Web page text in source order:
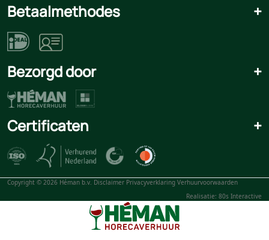
Betaalmethodes +
Bezorgd door +
Certificaten +
Copyright © 2026 Héman b.v. Disclaimer Privacyverklaring Verhuurvoorwaarden
Realisatie: 80s Interactive